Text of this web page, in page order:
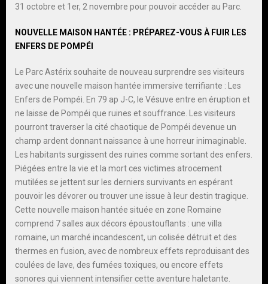
31 octobre et 1er, 2 novembre pour pouvoir accéder au Parc.
NOUVELLE MAISON HANTÉE : PRÉPAREZ-VOUS À FUIR LES
ENFERS DE POMPÉI
Le Parc Astérix souhaite de nouveau surprendre ses visiteurs
avec une nouvelle maison hantée immersive terrifiante : Les
Enfers de Pompéi. En 79 ap J-C, le Vésuve entre en éruption et
ne laisse de Pompéi que ruines et souffrance. Les visiteurs
pourront traverser la cité chaotique de Pompéi devenue un
champ ardent donnant naissance à une horreur inimaginable.
Les habitants surgissent des ruines comme sortant des enfers.
Piégées entre la vie et la mort ces victimes atrocement
mutilées se jettent sur les derniers survivants en espérant
pouvoir les dévorer ou trouver une issue à leur destin tragique.
Cette nouvelle maison hantée située en zone Romaine
comprend 7 salles aux décors époustouflants : une villa
romaine, un marché incandescent, un colisée détruit et des
thermes en fusion, avec de nombreux effets reproduisant des
coulées de lave, des fumées toxiques, ou encore effets
sonores qui viennent intensifier cette aventure haletante.